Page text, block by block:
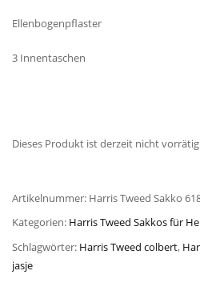
Ellenbogenpflaster
3 Innentaschen
Dieses Produkt ist derzeit nicht
Artikelnummer: Harris Tweed Sakko
Kategorien: Harris Tweed Sakkos für
Schlagwörter: Harris Tweed colbert,
jasje